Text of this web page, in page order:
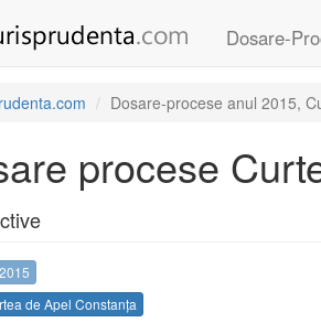
Dosare-
Dosare-procese anul 2015,
procese
de Apel Constanța